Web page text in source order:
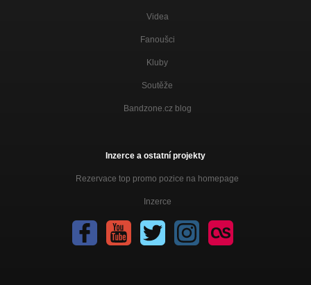
Videa
Fanoušci
Kluby
Soutěže
Bandzone.cz blog
Inzerce a ostatní projekty
Rezervace top promo pozice na homepage
Inzerce